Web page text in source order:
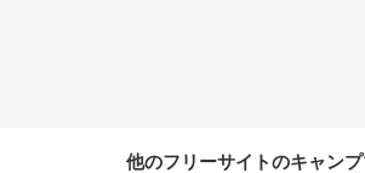
他のフリーサイトのキャン